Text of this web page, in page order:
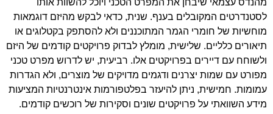
מהנדס עצמאי שיבחן את המפרט הטכני ויוכל להשוות אותו
לסטנדרטים המקובלים בענף. שנית, כדאי לבקש מהיזם דוגמאות
מוחשיות של חומרי הגמר המתוכננים ולא להסתפק בקטלוגים או
תיאורים כלליים. שלישית, מומלץ לבדוק פרויקטים קודמים של היזם
ולשוחח עם דיירים בפרויקטים אלו. רביעית, יש לדרוש מפרט טכני
מפורט עם שמות יצרנים ודגמים מדויקים של מוצרים, ולא הגדרות
עמומות. חמישית, ניתן להיעזר בפלטפורמות אינטרנטיות המציעות
מידע השוואתי על פרויקטים שונים וסקירות של רוכשים קודמים.